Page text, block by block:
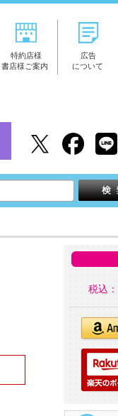
特約店様
書店様ご案内
広告
について
税込：